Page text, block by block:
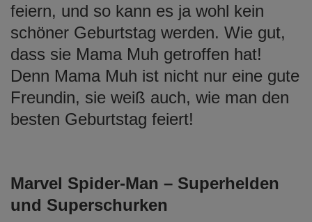
feiern, und so kann es ja wohl kein
schöner Geburtstag werden. Wie gut,
dass sie Mama Muh getroffen hat!
Denn Mama Muh ist nicht nur eine gute
Freundin, sie weiß auch, wie man den
besten Geburtstag feiert!
Marvel Spider-Man – Superhelden
und Superschurken